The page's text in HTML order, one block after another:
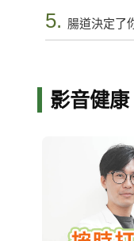
5. 腸道決定了
影音健康